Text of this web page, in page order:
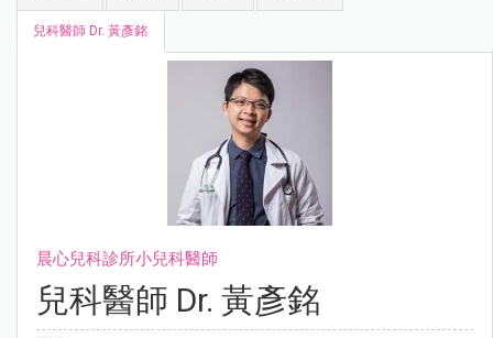
兒科醫師 Dr. 黃彥銘
晨心兒科診所小兒科醫師
兒科醫師 Dr. 黃彥銘